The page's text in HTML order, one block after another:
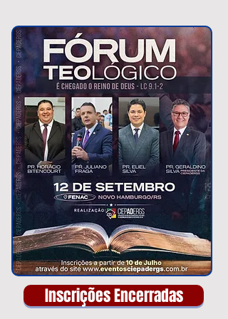
Inscrições Encerradas